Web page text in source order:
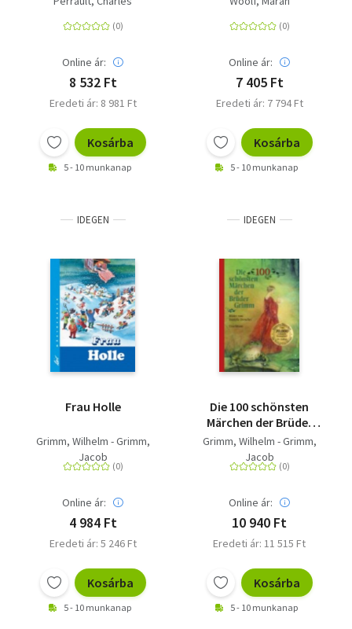
Schuh
Online ár:
8 532 Ft
Eredeti ár: 8 981 Ft
Kosárba
5 - 10 munkanap
Online ár:
7 405 Ft
Eredeti ár: 7 794 Ft
Kosárba
5 - 10 munkanap
IDEGEN
Frau Holle
Grimm, Wilhelm - Grimm,
Jacob
Online ár:
4 984 Ft
Eredeti ár: 5 246 Ft
Kosárba
5 - 10 munkanap
IDEGEN
Die 100 schönsten
Märchen der Brüder
Grimm
Grimm, Wilhelm - Grimm,
Jacob
Online ár:
10 940 Ft
Eredeti ár: 11 515 Ft
Kosárba
5 - 10 munkanap